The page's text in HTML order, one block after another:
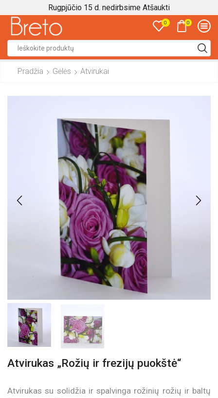
Rugpjūčio 15 d. nedirbsime Atšaukti
0 0
input
Pradžia Gėlės Atvirukai
Atvirukas „Rožių ir frezijų puokštė“
Atvirukas su solidžia ir spalvinga rožinių rožių ir baltų